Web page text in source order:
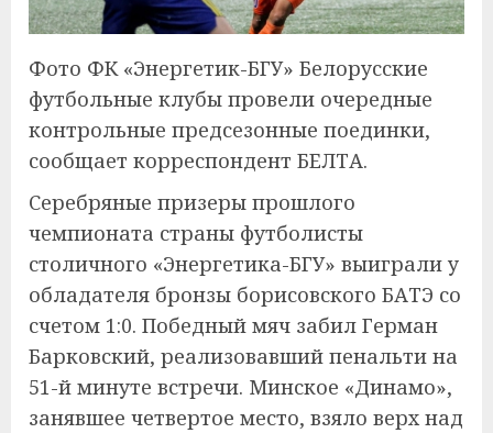
Фото ФК «Энергетик-БГУ» Белорусские
футбольные клубы провели очередные
контрольные предсезонные поединки,
сообщает корреспондент БЕЛТА.
Серебряные призеры прошлого
чемпионата страны футболисты
столичного «Энергетика-БГУ» выиграли у
обладателя бронзы борисовского БАТЭ со
счетом 1:0. Победный мяч забил Герман
Барковский, реализовавший пенальти на
51-й минуте встречи. Минское «Динамо»,
занявшее четвертое место, взяло верх над